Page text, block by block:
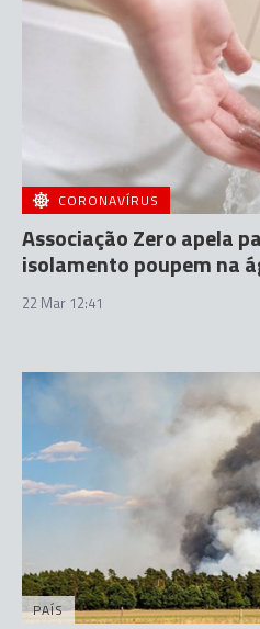
CORONAVÍRUS
Associação Zero apela
isolamento poupem na
22 Mar 12:41
PAÍS